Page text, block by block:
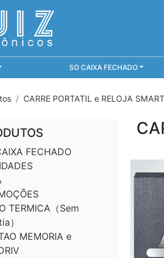
SO CAIXA FECHADO
CARRE PORTATIL e RELOJA SMART
FECHADO
TERMICA（Sem
）
MEMORIA e